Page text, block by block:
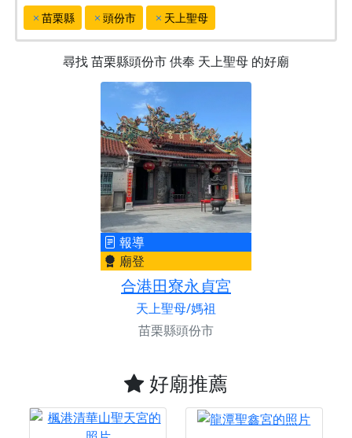
苗栗縣 頭份市 天上聖母
尋找苗栗縣頭份市供奉 天上聖母 的好廟
報導
廟登
合港田寮永貞宮
天上聖母/媽祖
苗栗縣頭份市
好廟推薦